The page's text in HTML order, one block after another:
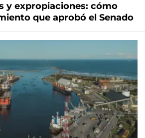
y expropiaciones: cómo
que aprobó el Senado